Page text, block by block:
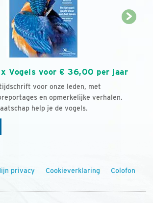
Vogels voor € 36,00 per jaar
voor onze leden, met
en opmerkelijke verhalen.
help je de vogels.
privacy Cookieverklaring Colofon